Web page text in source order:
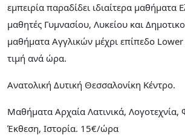
εμπειρία παραδίδει ιδιαίτερα μαθήματα
μαθητές Γυμνασίου, Λυκείου και
μαθήματα Αγγλικών μέχρι επίπεδο
τιμή ανά ώρα.
Ανατολική Δυτική Θεσσαλονίκη Κέντρο.
Μαθήματα Αρχαία Λατινικά, Λογοτεχνία,
Έκθεση, Ιστορία. 15€/ώρα